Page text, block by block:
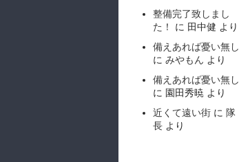
整備完了致しまし
た！
に 田中健 より
備えあれば憂い無し
に みやもん より
備えあれば憂い無し
に 園田秀暁 より
近くて遠い街 に 隊
長 より